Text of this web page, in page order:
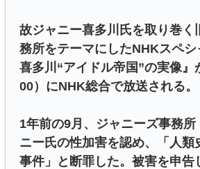
故ジャニー喜多川氏を取り巻く
務所をテーマにしたNHKスペ
喜多川“アイドル帝国”の実像』
00）にNHK総合で放送される。
1年前の9月、ジャニーズ事務所
ニー氏の性加害を認め、「人類
事件」と断罪した。被害を申告